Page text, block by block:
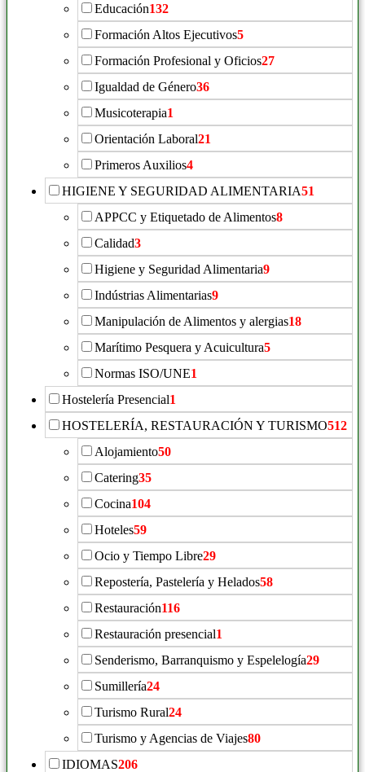
Educación132
Formación Altos Ejecutivos5
Formación Profesional y Oficios27
Igualdad de Género36
Musicoterapia1
Orientación Laboral21
Primeros Auxilios4
HIGIENE Y SEGURIDAD ALIMENTARIA51
APPCC y Etiquetado de Alimentos8
Calidad3
Higiene y Seguridad Alimentaria9
Indústrias Alimentarias9
Manipulación de Alimentos y alergias18
Marítimo Pesquera y Acuicultura5
Normas ISO/UNE1
Hostelería Presencial1
HOSTELERÍA, RESTAURACIÓN Y TURISMO512
Alojamiento50
Catering35
Cocina104
Hoteles59
Ocio y Tiempo Libre29
Repostería, Pastelería y Helados58
Restauración116
Restauración presencial1
Senderismo, Barranquismo y Espelelogía29
Sumillería24
Turismo Rural24
Turismo y Agencias de Viajes80
IDIOMAS206